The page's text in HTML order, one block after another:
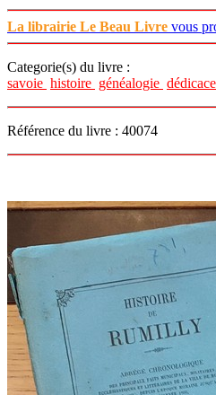
La librairie Le Beau Livre vous
Categorie(s) du livre :
savoie histoire généalogie dédicace
Référence du livre : 40074